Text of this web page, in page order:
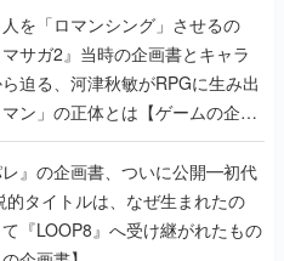
を「ロマンシング」させるの
サガ2』当時の企画書とキャラ
迫る、河津秋敏がRPGに生み出
ン」の正体とは【ゲームの企画
レ』の企画書、ついに公開━初代
的タイトルは、なぜ生まれたの
『LOOP8』へ受け継がれたもの